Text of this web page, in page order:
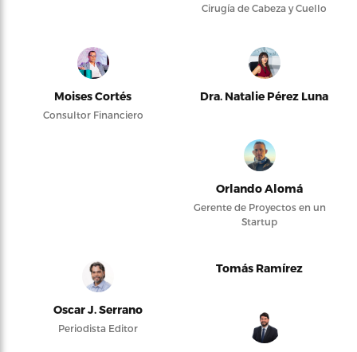
Cirugía de Cabeza y Cuello
Moises Cortés
Consultor Financiero
Dra. Natalie Pérez Luna
Orlando Alomá
Gerente de Proyectos en un
Startup
Oscar J. Serrano
Periodista Editor
Tomás Ramírez